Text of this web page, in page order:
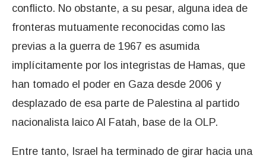
conflicto. No obstante, a su pesar, alguna idea de
fronteras mutuamente reconocidas como las
previas a la guerra de 1967 es asumida
implícitamente por los integristas de Hamas, que
han tomado el poder en Gaza desde 2006 y
desplazado de esa parte de Palestina al partido
nacionalista laico Al Fatah, base de la OLP.
Entre tanto, Israel ha terminado de girar hacia una